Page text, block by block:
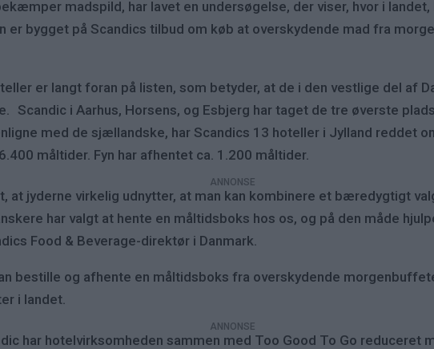
madspild, har lavet en undersøgelse, der viser, hvor i
bygget på Scandics tilbud om køb at overskydende mad fra
er langt foran på listen, som betyder, at de i den vestlige del af
i Aarhus, Horsens, og Esbjerg har taget de tre øverste
med de sjællandske, har Scandics 13 hoteller i Jylland reddet
måltider. Fyn har afhentet ca. 1.200 måltider.
at jyderne virkelig udnytter, at man kan kombinere et bæredygtigt
har valgt at hente en måltidsboks hos os, og på den måde
Food & Beverage-direktør i Danmark.
bestille og afhente en måltidsboks fra overskydende
i landet.
har hotelvirksomheden sammen med Too Good To Go reduceret